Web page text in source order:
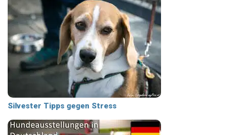
Silvester Tipps gegen Stress